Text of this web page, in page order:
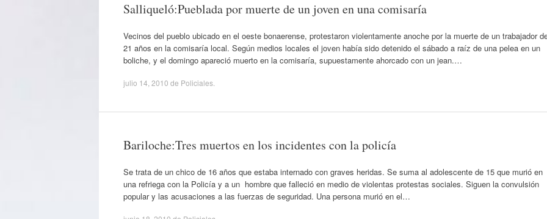
Salliqueló:Pueblada por muerte de un joven en una comisaría
Vecinos del pueblo ubicado en el oeste bonaerense, protestaron violentamente anoche por la muerte de un trabajador
21 años en la comisaría local. Según medios locales el joven había sido detenido el sábado a raíz de una pelea en un
boliche, y el domingo apareció muerto en la comisaría, supuestamente ahorcado con un jean.…
julio 14, 2010 de Policiales
Bariloche:Tres muertos en los incidentes con la policía
Se trata de un chico de 16 años que estaba internado con graves heridas. Se suma al adolescente de 15 que murió en
una refriega con la Policía y a un hombre que falleció en medio de violentas protestas sociales. Siguen la convulsión
popular y las acusaciones a las fuerzas de seguridad. Una persona murió en el…